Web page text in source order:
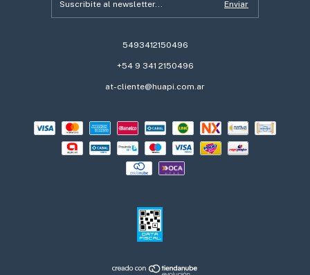
5493412150496
+54 9 341 2150496
at-cliente@huapi.com.ar